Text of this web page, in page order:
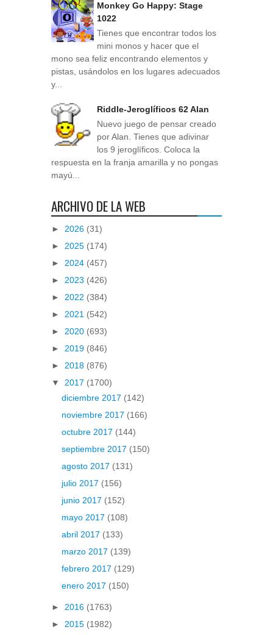
Monkey Go Happy: Stage
1022
Tienes que encontrar todos los
mini monos y hacer que el
mono sea feliz encontrando elementos y
pistas, usándolos en los lugares adecuados
y...
Riddle-Jeroglíficos 62 Alan
Nuevo juego de pensar creado
por Alan. Tienes que adivinar
los 9 jeroglíficos. Coloca la
respuesta en la franja amarilla y no pongas
mayú...
ARCHIVO DE LA WEB
► 2026 (31)
► 2025 (174)
► 2024 (457)
► 2023 (426)
► 2022 (384)
► 2021 (542)
► 2020 (693)
► 2019 (846)
► 2018 (876)
▼ 2017 (1700)
diciembre 2017 (142)
noviembre 2017 (166)
octubre 2017 (144)
septiembre 2017 (150)
agosto 2017 (131)
julio 2017 (156)
junio 2017 (152)
mayo 2017 (108)
abril 2017 (133)
marzo 2017 (139)
febrero 2017 (129)
enero 2017 (150)
► 2016 (1763)
► 2015 (1982)